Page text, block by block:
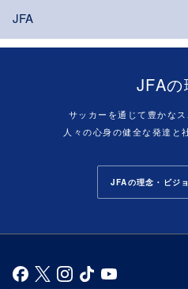
JFA
JFAの
サッカーを通じて豊かなス
人々の心身の健全な発達と
JFAの理念・ビジ